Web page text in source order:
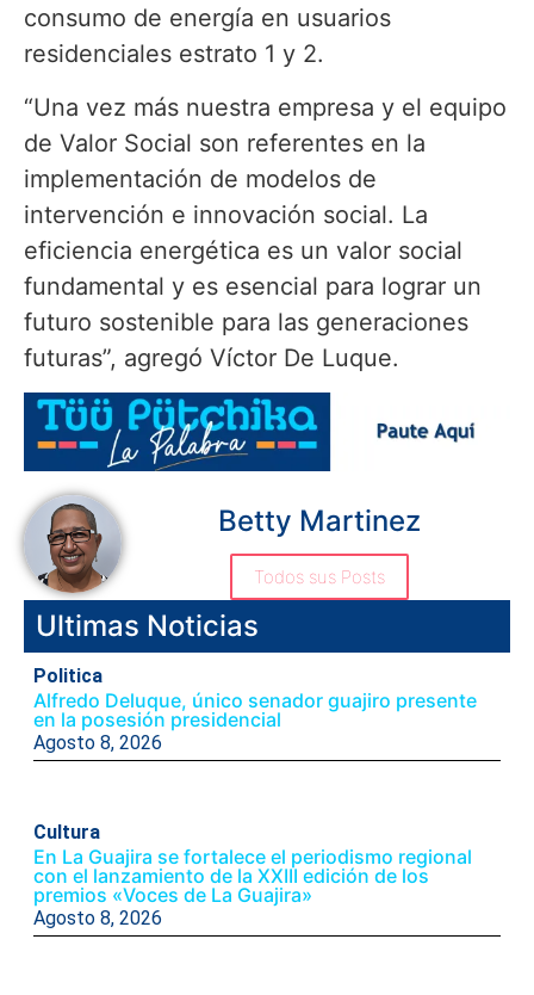
consumo de energía en usuarios
residenciales estrato 1 y 2.
“Una vez más nuestra empresa y el equipo
de Valor Social son referentes en la
implementación de modelos de
intervención e innovación social. La
eficiencia energética es un valor social
fundamental y es esencial para lograr un
futuro sostenible para las generaciones
futuras”, agregó Víctor De Luque.
Betty Martinez
Todos sus Posts
Ultimas Noticias
Politica
Alfredo Deluque, único senador guajiro presente
en la posesión presidencial
Agosto 8, 2026
Cultura
En La Guajira se fortalece el periodismo regional
con el lanzamiento de la XXIII edición de los
premios «Voces de La Guajira»
Agosto 8, 2026